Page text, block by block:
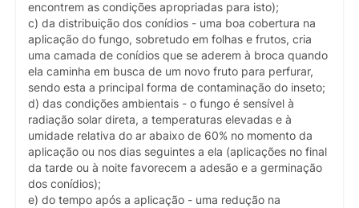
encontrem as condições apropriadas para isto);
c) da distribuição dos conídios - uma boa cobertura na
aplicação do fungo, sobretudo em folhas e frutos, cria
uma camada de conídios que se aderem à broca quando
ela caminha em busca de um novo fruto para perfurar,
sendo esta a principal forma de contaminação do inseto;
d) das condições ambientais - o fungo é sensível à
radiação solar direta, a temperaturas elevadas e à
umidade relativa do ar abaixo de 60% no momento da
aplicação ou nos dias seguintes a ela (aplicações no final
da tarde ou à noite favorecem a adesão e a germinação
dos conídios);
e) do tempo após a aplicação - uma redução na